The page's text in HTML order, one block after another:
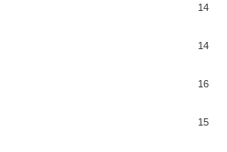
14
14
16
15